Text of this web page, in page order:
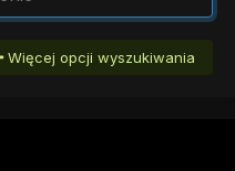
Więcej opcji wyszukiwania